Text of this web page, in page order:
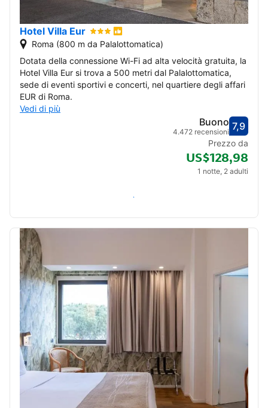
Hotel Villa Eur
Roma (800 m da Palalottomatica)
Dotata della connessione Wi-Fi ad alta velocità gratuita, la
Hotel Villa Eur si trova a 500 metri dal Palalottomatica,
sede di eventi sportivi e concerti, nel quartiere degli affari
EUR di Roma.
Vedi di più
7,9
Buono
4.472 recensioni
Prezzo da
US$128,98
1 notte, 2 adulti
Verifica disponibilità